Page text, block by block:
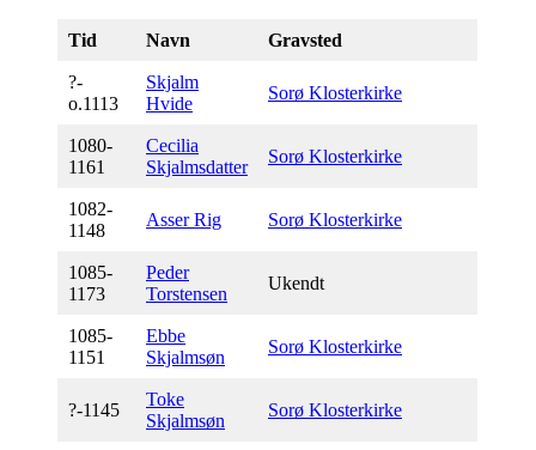
Tid Navn Gravsted
?-
o.1113
Skjalm
Hvide
Sorø Klosterkirke
1080-
1161
Cecilia
Skjalmsdatter
Sorø Klosterkirke
1082-
1148
Asser Rig Sorø Klosterkirke
1085-
1173
Peder
Torstensen
Ukendt
1085-
1151
Ebbe
Skjalmsøn
Sorø Klosterkirke
?-1145
Toke
Skjalmsøn
Sorø Klosterkirke